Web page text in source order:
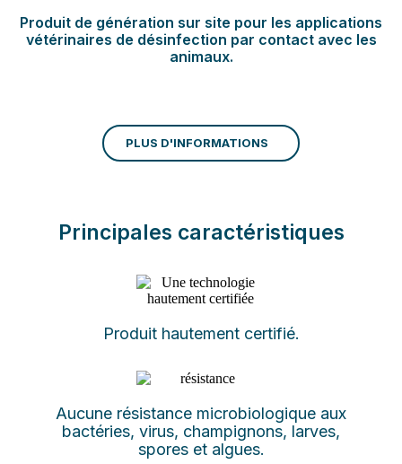
Produit de génération sur site pour les applications
vétérinaires de désinfection par contact avec les
animaux.
PLUS D'INFORMATIONS
Principales caractéristiques
Produit hautement certifié.
Aucune résistance microbiologique aux
bactéries, virus, champignons, larves,
spores et algues.